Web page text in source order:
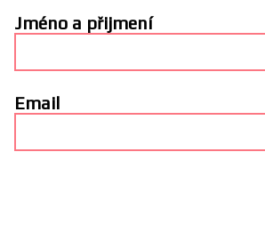
Jméno a přijmení
Email